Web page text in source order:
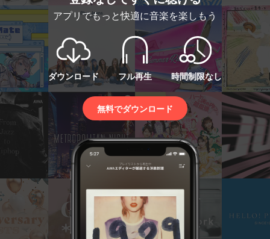
アプリでもっと快適に音楽を楽しもう
ダウンロード フル再生 時間制限なし
無料でダウンロード